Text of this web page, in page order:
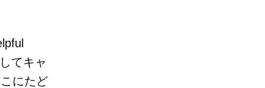
てキャ
にたど